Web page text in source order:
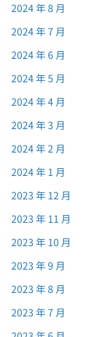
2024 年 8 月
2024 年 7 月
2024 年 6 月
2024 年 5 月
2024 年 4 月
2024 年 3 月
2024 年 2 月
2024 年 1 月
2023 年 12 月
2023 年 11 月
2023 年 10 月
2023 年 9 月
2023 年 8 月
2023 年 7 月